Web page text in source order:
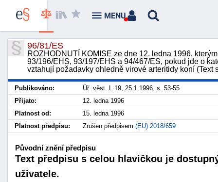
96/81/ES
ROZHODNUTÍ KOMISE ze dne 12. ledna 1996,
93/196/EHS, 93/197/EHS a 94/467/ES, pokud jde o
vztahují požadavky ohledně virové arteritidy koní (Text
Publikováno:
Úř. věst. L 19, 25.1.1996, s. 53-55
Přijato:
12. ledna 1996
Platnost od:
15. ledna 1996
Platnost předpisu:
Zrušen předpisem (EU) 2018/659
Původní znění předpisu
Text předpisu s celou hlavičkou je
uživatele.
MENU